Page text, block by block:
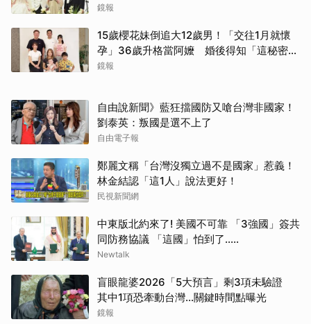
離開嗎？
鏡報
15歲櫻花妹倒追大12歲男！「交往1月就懷
孕」36歲升格當阿嬤 婚後得知「這秘密」
傻眼了
鏡報
自由說新聞》藍狂擋國防又嗆台灣非國家！
劉泰英：叛國是選不上了
自由電子報
鄭麗文稱「台灣沒獨立過不是國家」惹義！
林金結認「這1人」說法更好！
民視新聞網
中東版北約來了! 美國不可靠 「3強國」簽共
同防務協議 「這國」怕到了.....
Newtalk
盲眼龍婆2026「5大預言」剩3項未驗證
其中1項恐牽動台灣...關鍵時間點曝光
鏡報